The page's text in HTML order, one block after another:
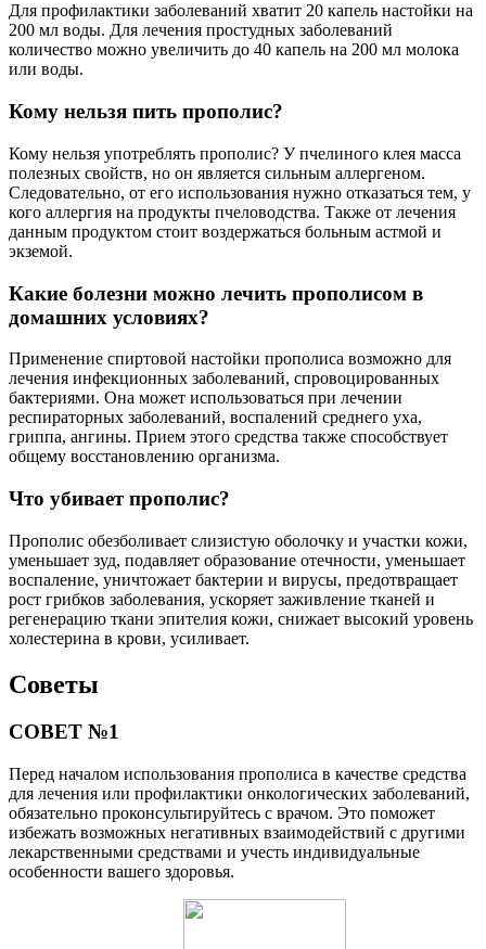
Для профилактики заболеваний хватит 20 капель настойки на
200 мл воды. Для лечения простудных заболеваний
количество можно увеличить до 40 капель на 200 мл молока
или воды.
Кому нельзя пить прополис?
Кому нельзя употреблять прополис? У пчелиного клея масса
полезных свойств, но он является сильным аллергеном.
Следовательно, от его использования нужно отказаться тем, у
кого аллергия на продукты пчеловодства. Также от лечения
данным продуктом стоит воздержаться больным астмой и
экземой.
Какие болезни можно лечить прополисом в
домашних условиях?
Применение спиртовой настойки прополиса возможно для
лечения инфекционных заболеваний, спровоцированных
бактериями. Она может использоваться при лечении
респираторных заболеваний, воспалений среднего уха,
гриппа, ангины. Прием этого средства также способствует
общему восстановлению организма.
Что убивает прополис?
Прополис обезболивает слизистую оболочку и участки кожи,
уменьшает зуд, подавляет образование отечности, уменьшает
воспаление, уничтожает бактерии и вирусы, предотвращает
рост грибков заболевания, ускоряет заживление тканей и
регенерацию ткани эпителия кожи, снижает высокий уровень
холестерина в крови, усиливает.
Советы
СОВЕТ №1
Перед началом использования прополиса в качестве средства
для лечения или профилактики онкологических заболеваний,
обязательно проконсультируйтесь с врачом. Это поможет
избежать возможных негативных взаимодействий с другими
лекарственными средствами и учесть индивидуальные
особенности вашего здоровья.